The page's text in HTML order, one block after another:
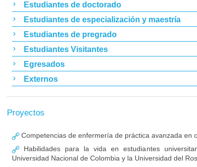
Estudiantes de doctorado
Estudiantes de especialización y maestría
Estudiantes de pregrado
Estudiantes Visitantes
Egresados
Externos
Proyectos
Competencias de enfermería de práctica avanzada en
Habilidades para la vida en estudiantes
Universidad Nacional de Colombia y la Universidad del